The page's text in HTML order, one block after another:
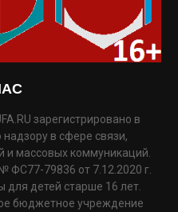
зарегистрировано в
в сфере связи,
и массовых коммуникаций.
ФС77-79836 от 7.12.2020 г.
детей старше 16 лет.
бюджетное учреждение